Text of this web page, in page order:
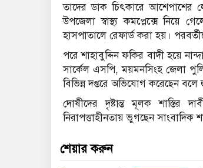
তাদের ডাক চিৎকারে আশেপাশের
উপজেলা স্বাস্থ্য কমপ্লেক্সে নিয়ে
হাসপাতালে রেফার্ড করা হয়।
পরে শাহাবুদ্দিন ফকির বাদী হয়ে
সার্কেল এসপি, ময়মনসিংহ জেলা
বিভিন্ন দপ্তরে অভিযোগ করেছেন বলে
দোষীদের দৃষ্টান্ত মূলক শাস্তির
নিরাপত্তাহীনতায় ভুগছেন সাংবাদিক
শেয়ার করুন